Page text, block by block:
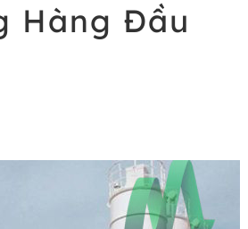
Hàng Đầu